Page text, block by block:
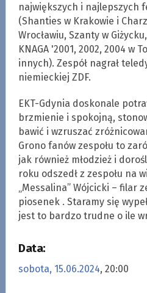
największych i najlepszych
(Shanties w Krakowie i
Wrocławiu, Szanty w
KNAGA '2001, 2002, 2004 w
innych). Zespół nagrał
niemieckiej ZDF.
EKT-Gdynia doskonale
brzmienie i spokojną,
bawić i wzruszać
Grono fanów zespołu to
jak również młodzież i
roku odszedł z zespołu na
„Messalina” Wójcicki – filar
piosenek . Staramy się
jest to bardzo trudne o ile
Data:
sobota, 15.06.2024, 20:00